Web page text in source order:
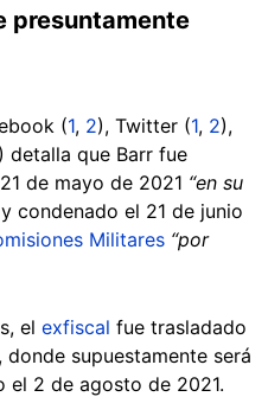
presuntamente
(1, 2), Twitter (1, 2),
) detalla que Barr fue
de mayo de 2021 “en su
condenado el 21 de junio
Militares “por
el exfiscal fue trasladado
supuestamente será
el 2 de agosto de 2021.